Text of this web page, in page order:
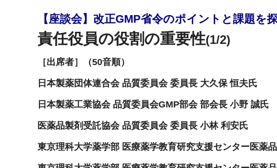
【座談会】改正GMP省令のポイントと課題を
責任役員の役割の重要性(1/2)
［出席者］（50音順）
日本製薬団体連合会 品質委員会 委員長 大久保 恒夫氏
日本製薬工業協会 品質委員会GMP部会 部会長 小野 誠氏
医薬品製剤受託協会 品質委員会 委員長 小林 利安氏
東京理科大学薬学部 医療薬学教育研究支援センター医薬